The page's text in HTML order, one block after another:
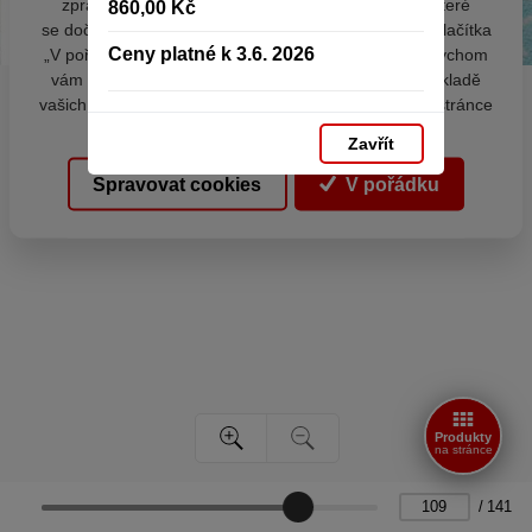
860,00 Kč
Ceny platné k 3.6. 2026
Zavřít
/ 141
Produkty
na stránce
zpracováním souborů cookies - malých souborů, které
se dočasně ukládají ve vašem prohlížeči. Stisknutím tlačítka
„V pořádku“ souhlasíte s nastavením cookies tak, abychom
vám poskytovali smysluplné a užitečné služby na základě
vašich údajů. Svůj souhlas můžete kdykoli změnit na stránce
zpracování osobních údajů.
Spravovat cookies V pořádku